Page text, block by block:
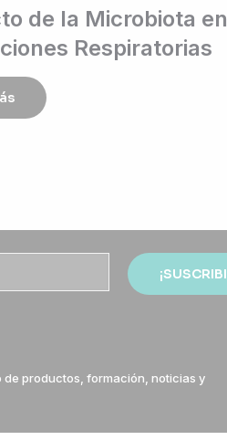
de la Microbiota en
Respiratorias
productos, formación, noticias y